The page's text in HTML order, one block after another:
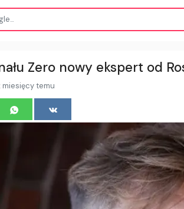
Zero nowy ekspert od
miesięcy temu